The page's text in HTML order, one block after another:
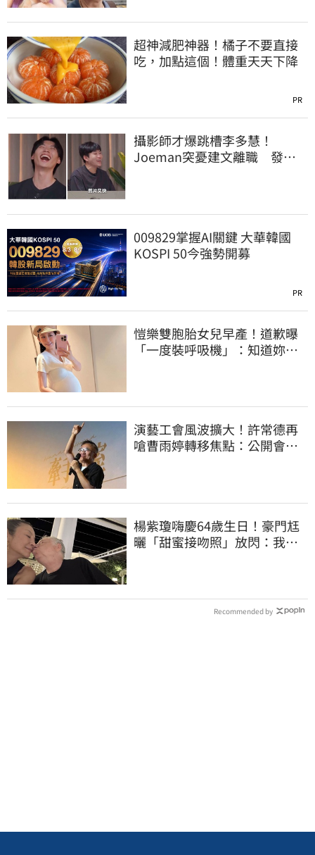
超神減肥神器！橘子不要直接
吃，加點這個！體重天天下降
PR
攝影師才爆跳槽李多慧！
Joeman突憂建文離職 發聲
009829掌握AI關鍵 大華韓國
KOSPI 50今強勢開募
PR
愷樂雙胞胎女兒早產！道歉曝
「一度裝呼吸機」：知道妳們
演藝工會風波擴大！許常德再
嗆曹雨婷轉移焦點：公開會費
楊紫瓊嗨慶64歲生日！豪門尪
曬「甜蜜接吻照」放閃：我親
Recommended by